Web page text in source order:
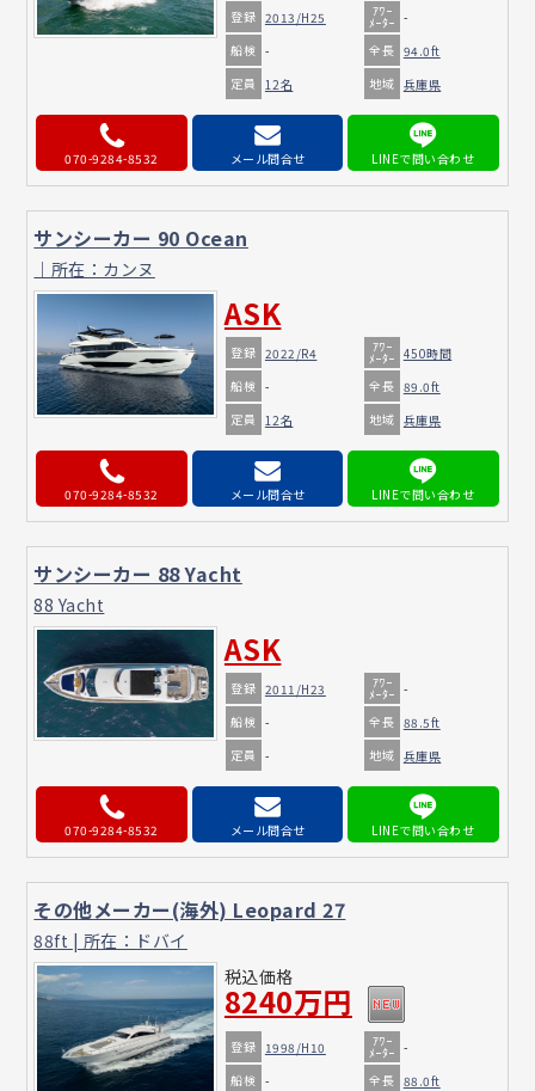
登録 2013/H25 ｱﾜｰ
ﾒｰﾀｰ -
船検 - 全長 94.0ft
定員 12名 地域 兵庫県
070-9284-8532 メール問合せ
サンシーカー 90 Ocean
｜所在：カンヌ
ASK
登録 2022/R4 ｱﾜｰ
ﾒｰﾀｰ 450時間
船検 - 全長 89.0ft
定員 12名 地域 兵庫県
070-9284-8532 メール問合せ
サンシーカー 88 Yacht
88 Yacht
ASK
登録 2011/H23 ｱﾜｰ
ﾒｰﾀｰ -
船検 - 全長 88.5ft
定員 - 地域 兵庫県
070-9284-8532 メール問合せ
その他メーカー(海外) Leopard 27
88ft | 所在：ドバイ
税込価格
8240万円
登録 1998/H10 ｱﾜｰ
ﾒｰﾀｰ -
船検 - 全長 88.0ft